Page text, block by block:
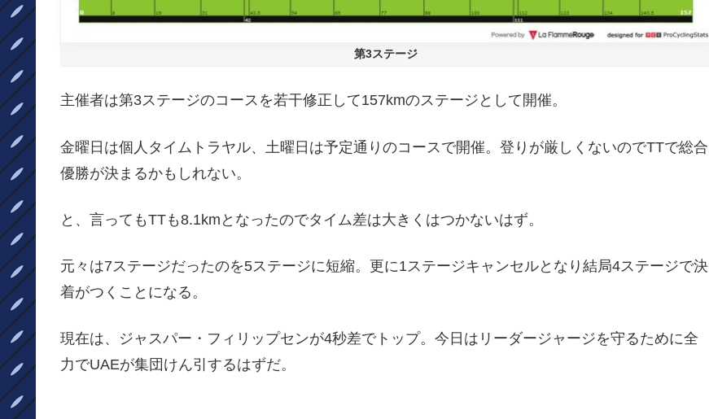
第3ステージ
主催者は第3ステージのコースを若干修正して157kmのステージとして開催。
金曜日は個人タイムトラヤル、土曜日は予定通りのコースで開催。登りが厳しくないのでTTで総合
優勝が決まるかもしれない。
と、言ってもTTも8.1kmとなったのでタイム差は大きくはつかないはず。
元々は7ステージだったのを5ステージに短縮。更に1ステージキャンセルとなり結局4ステージで決
着がつくことになる。
現在は、ジャスパー・フィリップセンが4秒差でトップ。今日はリーダージャージを守るために全
力でUAEが集団けん引するはずだ。